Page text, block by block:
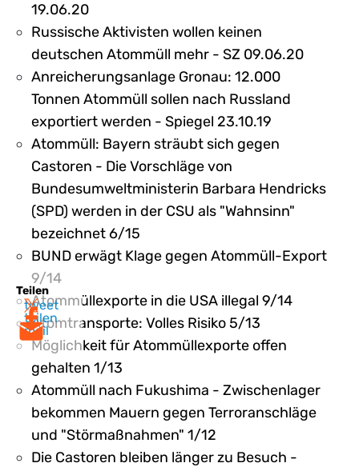
Teilen
tweet
teilen
mail
19.06.20
Russische Aktivisten wollen keinen
deutschen Atommüll mehr - SZ 09.06.20
Anreicherungsanlage Gronau: 12.000
Tonnen Atommüll sollen nach Russland
exportiert werden - Spiegel 23.10.19
Atommüll: Bayern sträubt sich gegen
Castoren - Die Vorschläge von
Bundesumweltministerin Barbara Hendricks
(SPD) werden in der CSU als "Wahnsinn"
bezeichnet 6/15
BUND erwägt Klage gegen Atommüll-Export
9/14
Atommüllexporte in die USA illegal 9/14
Atomtransporte: Volles Risiko 5/13
Möglichkeit für Atommüllexporte offen
gehalten 1/13
Atommüll nach Fukushima - Zwischenlager
bekommen Mauern gegen Terroranschläge
und "Störmaßnahmen" 1/12
Die Castoren bleiben länger zu Besuch -